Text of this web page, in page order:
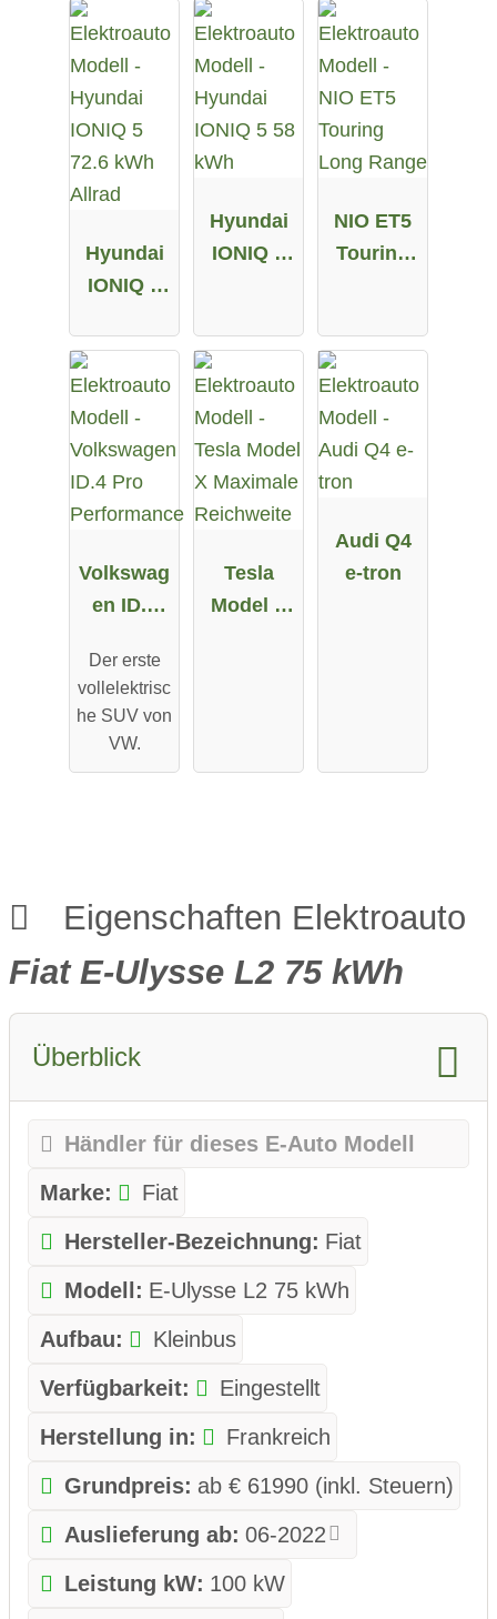
Hyundai
IONIQ 5
Allrad
Hyundai
IONIQ 5
NIO ET5
Touring
Volkswag
en ID.4
Performa
nce
Der erste
vollelektrisc
he SUV von
VW.
Tesla
Model X
Audi Q4
e-tron
Eigenschaften Elektroauto
Fiat E-Ulysse L2 75 kWh
Überblick
Händler für dieses E-Auto Modell
Marke:
Fiat
Hersteller-Bezeichnung: Fiat
Modell: E-Ulysse L2 75 kWh
Aufbau:
Kleinbus
Verfügbarkeit:
Eingestellt
Herstellung in:
Frankreich
Grundpreis: ab € 61990 (inkl. Steuern)
Auslieferung ab: 06-2022
Leistung kW: 100 kW